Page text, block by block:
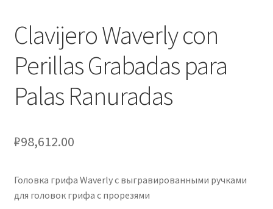
Clavijero Waverly con
Perillas Grabadas para
Palas Ranuradas
₽98,612.00
Головка грифа Waverly с выгравированными ручками
для головок грифа с прорезями